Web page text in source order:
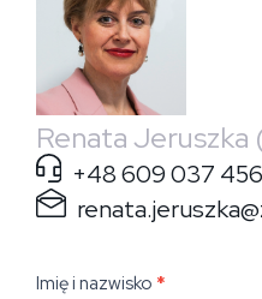
Renata Jeruszka
+48 609 037 456
Formularz
Imię i nazwisko *